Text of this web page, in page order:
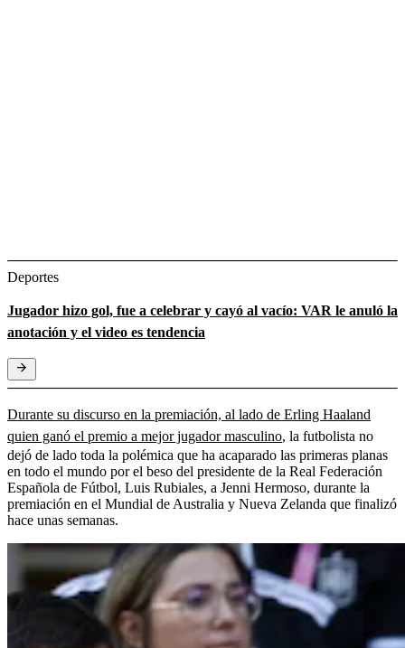
Deportes
Jugador hizo gol, fue a celebrar y cayó al vacío: VAR le anuló la
anotación y el video es tendencia
Durante su discurso en la premiación, al lado de Erling Haaland
quien ganó el premio a mejor jugador masculino, la futbolista no
dejó de lado toda la polémica que ha acaparado las primeras planas
en todo el mundo por el beso del presidente de la Real Federación
Española de Fútbol, Luis Rubiales, a Jenni Hermoso, durante la
premiación en el Mundial de Australia y Nueva Zelanda que finalizó
hace unas semanas.